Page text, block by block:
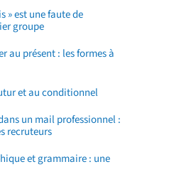
» est une faute de
groupe
au présent : les formes à
et au conditionnel
un mail professionnel :
recruteurs
et grammaire : une